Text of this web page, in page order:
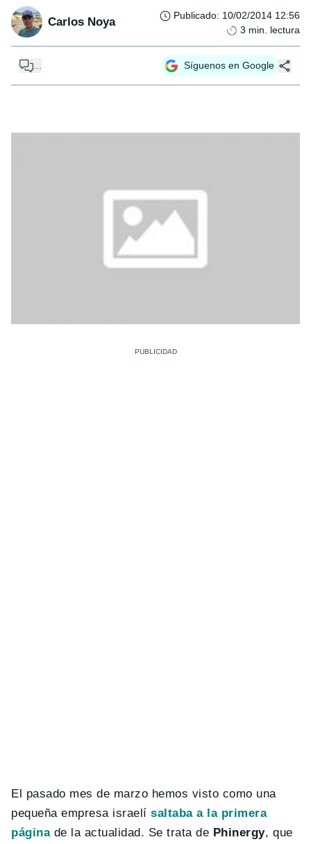
Carlos Noya Publicado: 10/02/2014 12:56
3 min. lectura
... Síguenos en Google
El pasado mes de marzo hemos visto como una
pequeña empresa israelí saltaba a la primera
página de la actualidad. Se trata de Phinergy, que